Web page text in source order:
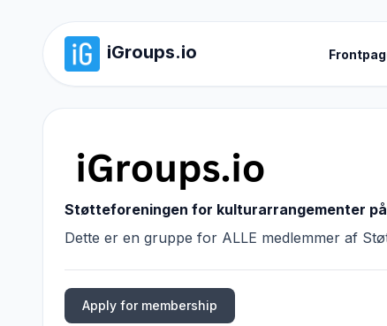
iGroups.io
Støtteforeningen for kulturarrangementer på
Dette er en gruppe for ALLE medlemmer af
Apply for membership